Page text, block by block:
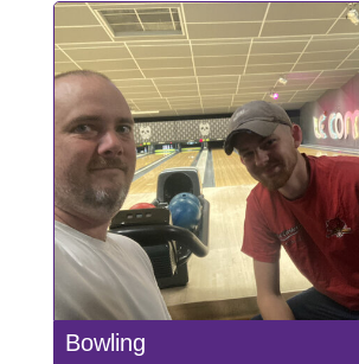
Bowling